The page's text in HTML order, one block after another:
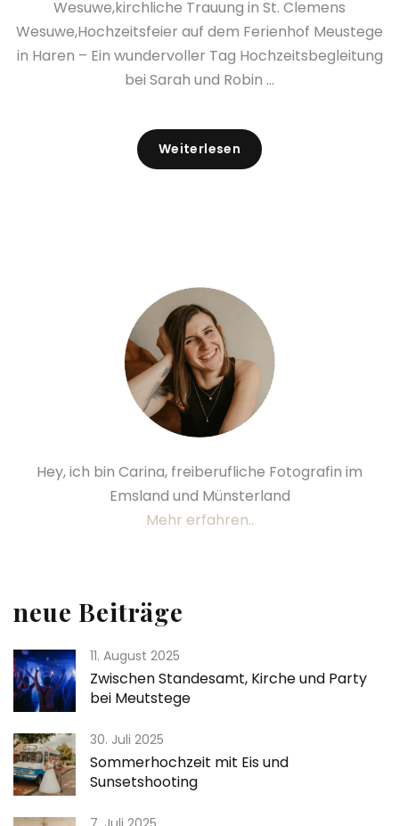
Wesuwe,kirchliche Trauung in St. Clemens
Wesuwe,Hochzeitsfeier auf dem Ferienhof Meustege
in Haren – Ein wundervoller Tag Hochzeitsbegleitung
bei Sarah und Robin ...
Weiterlesen
Hey, ich bin Carina, freiberufliche Fotografin im
Emsland und Münsterland
Mehr erfahren..
neue Beiträge
11. August 2025
Zwischen Standesamt, Kirche und Party
bei Meutstege
30. Juli 2025
Sommerhochzeit mit Eis und
Sunsetshooting